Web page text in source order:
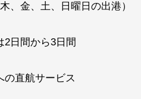
、金、土、日曜日の出港）
2日間から3日間
の直航サービス